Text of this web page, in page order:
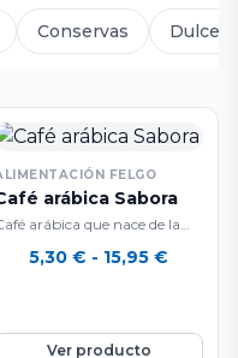
Conservas Dulces
FELGO
arábica Sabora
arábica que nace de la
de Colombia, Brasil y…
5,30 € - 15,95 €
desde
Ver producto